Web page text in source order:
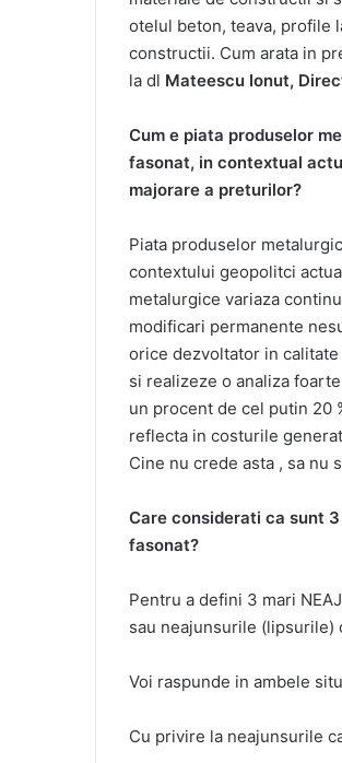
otelul beton, teava, profile
constructii. Cum arata in
la dl Mateescu Ionut,
Cum e piata produselor
fasonat, in contextual
majorare a preturilor?
Piata produselor
contextului geopolitci
metalurgice variaza
modificari permanente
orice dezvoltator in
si realizeze o analiza
un procent de cel putin 20
reflecta in costurile
Cine nu crede asta , sa nu
Care considerati ca sunt
fasonat?
Pentru a defini 3 mari
sau neajunsurile (lipsurile)
Voi raspunde in ambele
Cu privire la neajunsurile